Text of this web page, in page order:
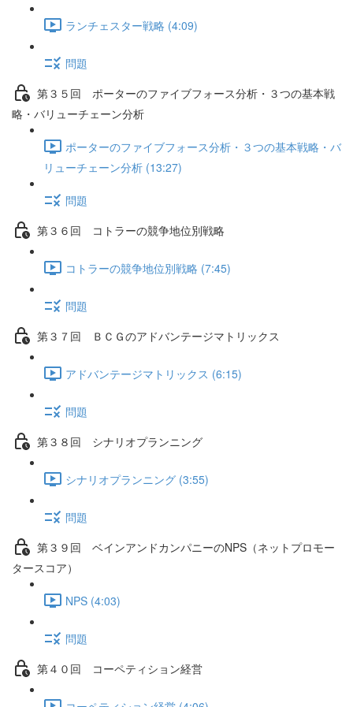
ランチェスター戦略 (4:09)
問題
第３５回 ポーターのファイブフォース分析・３つの基本戦
略・バリューチェーン分析
ポーターのファイブフォース分析・３つの基本戦略・バ
リューチェーン分析 (13:27)
問題
第３６回 コトラーの競争地位別戦略
コトラーの競争地位別戦略 (7:45)
問題
第３７回 ＢＣＧのアドバンテージマトリックス
アドバンテージマトリックス (6:15)
問題
第３８回 シナリオプランニング
シナリオプランニング (3:55)
問題
第３９回 ベインアンドカンパニーのNPS（ネットプロモー
タースコア）
NPS (4:03)
問題
第４０回 コーペティション経営